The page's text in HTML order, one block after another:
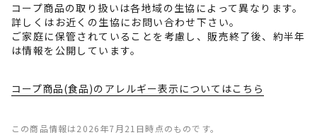
コープ商品の取り扱いは各地域の生協によって異なります。
詳しくはお近くの生協にお問い合わせ下さい。
ご家庭に保管されていることを考慮し、販売終了後、約半年
は情報を公開しています。
コープ商品(食品)のアレルギー表示についてはこちら
この商品情報は2026年7月21日時点のものです。